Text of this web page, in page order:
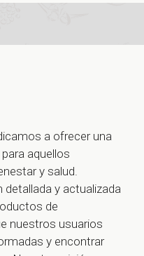
a ofrecer una
aquellos
y salud.
y actualizada
de
nuestros usuarios
y encontrar